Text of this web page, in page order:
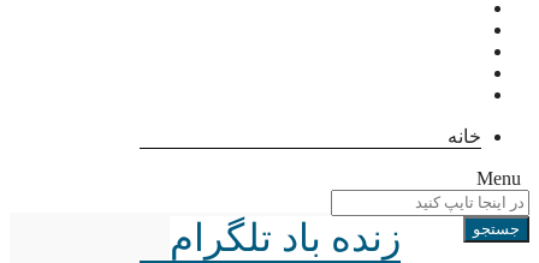
خانه
Menu
زنده باد تلگرام